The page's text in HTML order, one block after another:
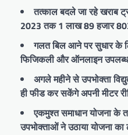
तत्काल बदले जा रहे खराब
2023 तक 1 लाख 89 हजार
गलत बिल आने पर सुधार के
फिजिकली और ऑनलाइन
अगले महीने से उपभोक्ता
ही फीड कर सकेंगे अपनी मीटर
एकमुश्त समाधान योजना के
उपभोक्ताओं ने उठाया योजना का